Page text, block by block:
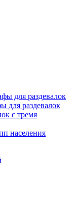
для раздевалок
для раздевалок
с тремя
населения